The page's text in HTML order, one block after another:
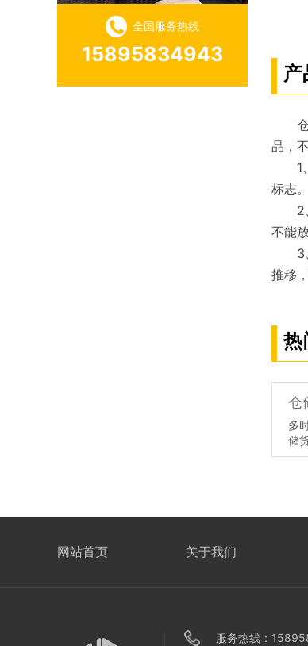
全国服务热线
15895834943
产
仓
品，
1、
标志。
2、
不能
3、
推移
热
多
储
意
货
网站首页 关于我们
服务热线：